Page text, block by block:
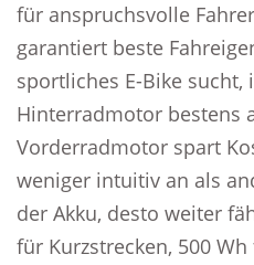
für anspruchsvolle
garantiert beste
sportliches E-Bike
Hinterradmotor bestens
Vorderradmotor spart
weniger intuitiv an als
der Akku, desto weiter
für Kurzstrecken, 500